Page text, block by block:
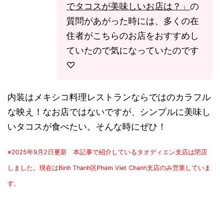
でタコスが美味しいお店は？」 の
質問があがった時には、多くの在
住者がこちらのお店をおすすめし
ていたので気になっていたのです
♡
内装はメキシコ料理レストランならではのカラフル
な映え！なお店ではないですが、シンプルに美味し
いタコスが食べたい。そんな時にぜひ！
※2025年9月2日更新 本記事で紹介しているタオディエン支店は閉店
しました。現在はBinh Thanh区Pham Viet Chanh支店のみ営業していま
す。